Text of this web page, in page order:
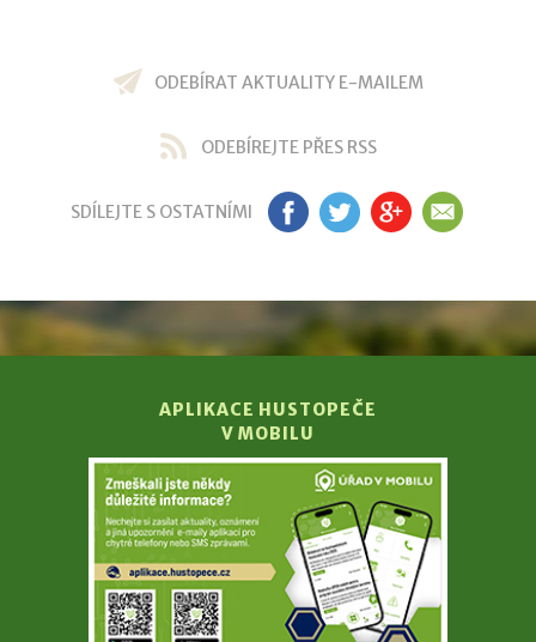
ODEBÍRAT AKTUALITY E-MAILEM
ODEBÍREJTE PŘES RSS
SDÍLEJTE S OSTATNÍMI FB TW GP EM
APLIKACE HUSTOPEČE
V MOBILU